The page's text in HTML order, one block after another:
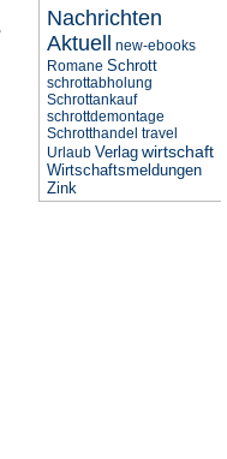
Nachrichten
Aktuell
new-ebooks
Romane Schrott
schrottabholung
Schrottankauf
schrottdemontage
Schrotthandel travel
Urlaub Verlag wirtschaft
Wirtschaftsmeldungen
Zink